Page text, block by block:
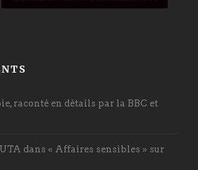
raconté en détails par la BBC et
dans « Affaires sensibles » sur